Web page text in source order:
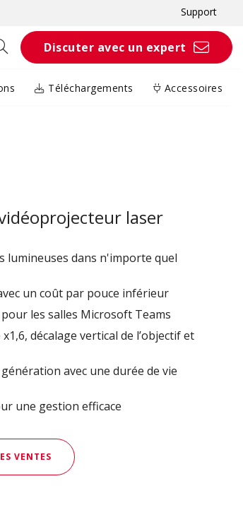
Support
Discuter avec un expert
Téléchargements Accessoires
laser
lumineuses dans n'importe quel
un coût par pouce inférieur
les salles Microsoft Teams
décalage vertical de l’objectif et
avec une durée de vie
une gestion efficace
VENTES